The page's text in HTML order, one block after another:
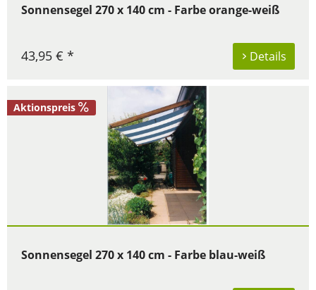
Sonnensegel 270 x 140 cm - Farbe orange-weiß
Details
43,95 € *
Aktionspreis
Sonnensegel 270 x 140 cm - Farbe blau-weiß